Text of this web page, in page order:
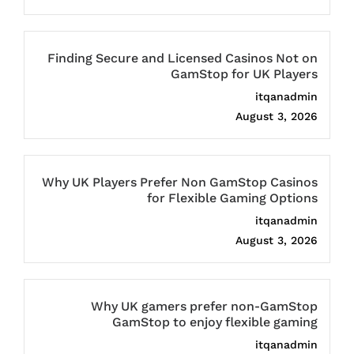
Finding Secure and Licensed Casinos Not on
GamStop for UK Players
itqanadmin
August 3, 2026
Why UK Players Prefer Non GamStop Casinos
for Flexible Gaming Options
itqanadmin
August 3, 2026
Why UK gamers prefer non-GamStop
GamStop to enjoy flexible gaming
itqanadmin